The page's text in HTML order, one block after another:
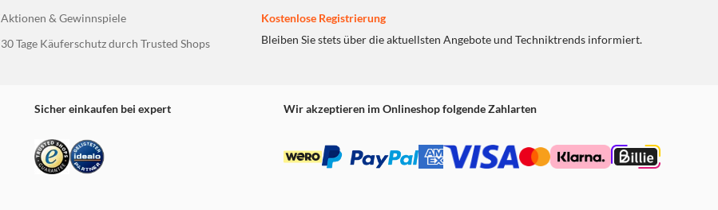
Aktionen & Gewinnspiele
30 Tage Käuferschutz durch Trusted Shops
Kostenlose Registrierung
Bleiben Sie stets über die aktuellsten Angebote und Techniktrends informiert.
Sicher einkaufen bei expert Wir akzeptieren im Onlineshop folgende Zahlarten